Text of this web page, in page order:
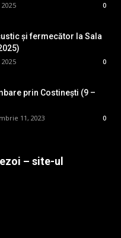
0
și fermecător la Sala
0
prin Costinești (9 –
11, 2023 0
– site-ul